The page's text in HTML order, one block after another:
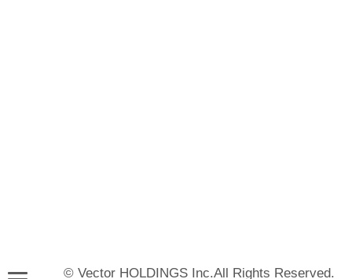
© Vector HOLDINGS Inc.All Rights Reserved.